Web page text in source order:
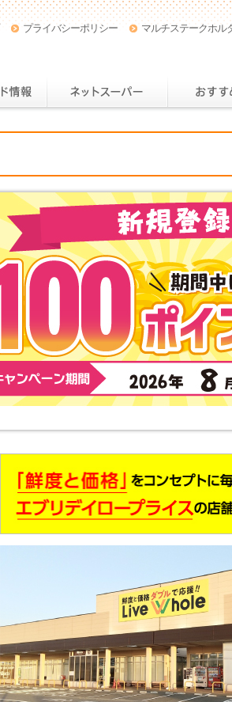
プライバシーポリシー マルチステークホル